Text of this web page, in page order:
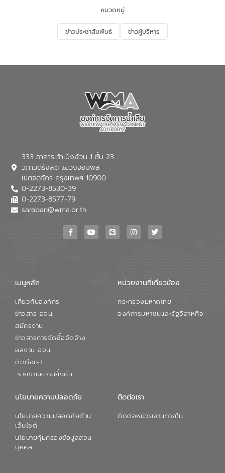
จัดการน้ำเสียและสร้างจิตสำนึกในการ
อนุรักษ์สิ่งแวดล้อม ในหัวข้อ “น้ำเสียชุมชน
และการบำบัดน้ำเสียเบื้องต้น” โดยให้ความรู้
เกี่ยวกับสาเหตุและผลกระทบของน้ำเสีย
ณ เทศบาลตำบลบางเลน จังหวัดนครปฐม
หมวดหมู่
ข่าวประชาสัมพันธ์ ข่าวผู้บริหาร
333 อาคารเล้าเป้งง้วน 1 ชั้น 23
วิภาวดีรังสิต แขวงจอมพล
เขตจตุจักร กรุงเทพฯ 10900
0-2273-8530-39
0-2273-8577-79
saraban@wma.or.th
เมนูหลัก
เกี่ยวกับองค์กร
ข่าวสาร อจน.
สมัครงาน
ข่าวสารการจัดซื้อจัดจ้าง
ผลงาน อจน.
ติดต่อเรา
รายงานความยั่งยืน
หน่วยงานที่เกียวข้อง
กระทรวงมหาดไทย
องค์การมหาชนและรัฐวิสาหกิจ
นโยบายความปลอดภัย
นโยบายความปลอดภัยด้าน
เว็บไซต์
นโยบายคุ้มครองข้อมูลส่วน
บุคคล
ติดต่อเรา
ติดต่อหน่วยงานภายใน